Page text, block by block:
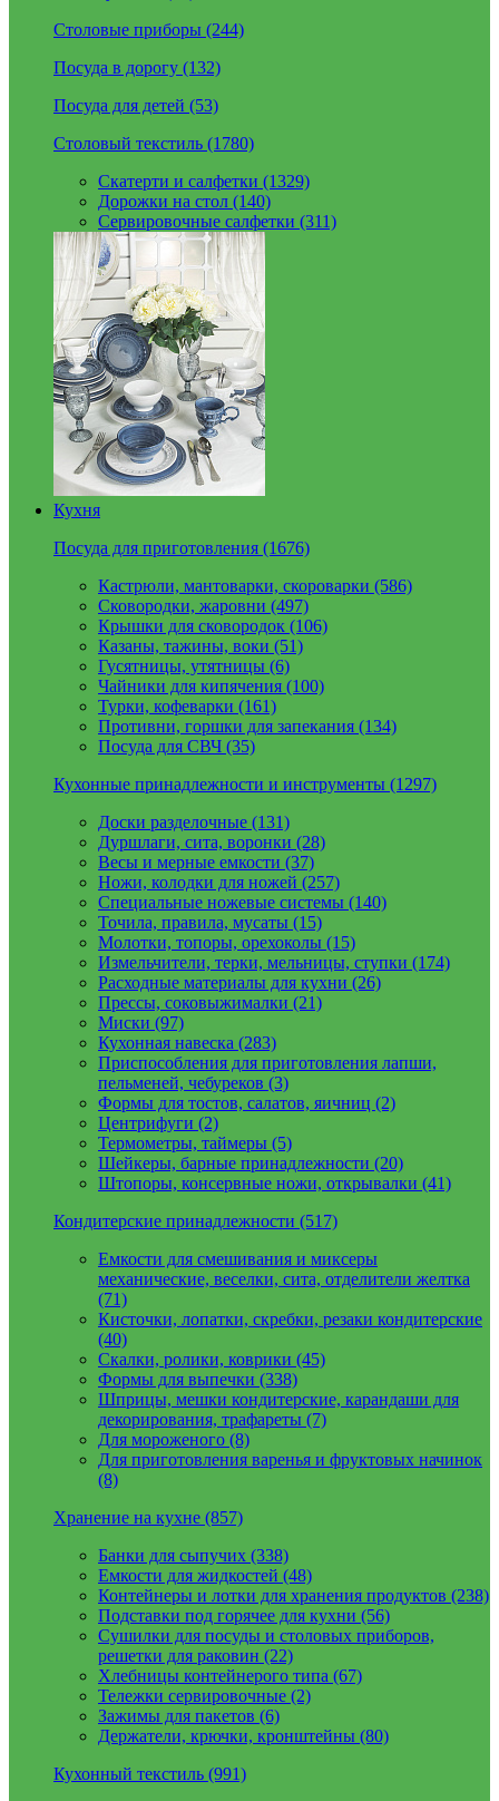
Столовые приборы (244)
Посуда в дорогу (132)
Посуда для детей (53)
Столовый текстиль (1780)
Скатерти и салфетки (1329)
Дорожки на стол (140)
Сервировочные салфетки (311)
Кухня
Посуда для приготовления (1676)
Кастрюли, мантоварки, скороварки (586)
Сковородки, жаровни (497)
Крышки для сковородок (106)
Казаны, тажины, воки (51)
Гусятницы, утятницы (6)
Чайники для кипячения (100)
Турки, кофеварки (161)
Противни, горшки для запекания (134)
Посуда для СВЧ (35)
Кухонные принадлежности и инструменты (1297)
Доски разделочные (131)
Дуршлаги, сита, воронки (28)
Весы и мерные емкости (37)
Ножи, колодки для ножей (257)
Специальные ножевые системы (140)
Точила, правила, мусаты (15)
Молотки, топоры, орехоколы (15)
Измельчители, терки, мельницы, ступки (174)
Расходные материалы для кухни (26)
Прессы, соковыжималки (21)
Миски (97)
Кухонная навеска (283)
Приспособления для приготовления лапши,
пельменей, чебуреков (3)
Формы для тостов, салатов, яичниц (2)
Центрифуги (2)
Термометры, таймеры (5)
Шейкеры, барные принадлежности (20)
Штопоры, консервные ножи, открывалки (41)
Кондитерские принадлежности (517)
Емкости для смешивания и миксеры
механические, веселки, сита, отделители желтка
(71)
Кисточки, лопатки, скребки, резаки кондитерские
(40)
Скалки, ролики, коврики (45)
Формы для выпечки (338)
Шприцы, мешки кондитерские, карандаши для
декорирования, трафареты (7)
Для мороженого (8)
Для приготовления варенья и фруктовых начинок
(8)
Хранение на кухне (857)
Банки для сыпучих (338)
Емкости для жидкостей (48)
Контейнеры и лотки для хранения продуктов (238)
Подставки под горячее для кухни (56)
Сушилки для посуды и столовых приборов,
решетки для раковин (22)
Хлебницы контейнерого типа (67)
Тележки сервировочные (2)
Зажимы для пакетов (6)
Держатели, крючки, кронштейны (80)
Кухонный текстиль (991)